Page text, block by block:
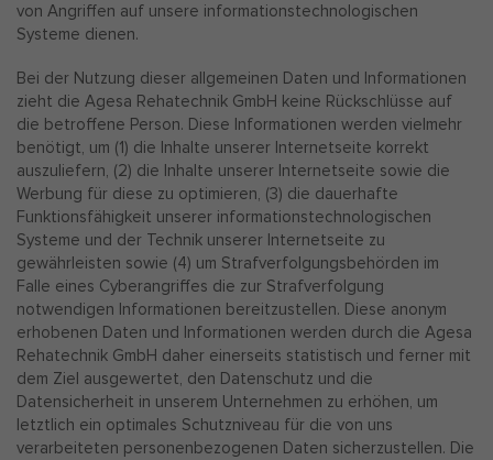
von Angriffen auf unsere informationstechnologischen
Systeme dienen.
Bei der Nutzung dieser allgemeinen Daten und Informationen
zieht die Agesa Rehatechnik GmbH keine Rückschlüsse auf
die betroffene Person. Diese Informationen werden vielmehr
benötigt, um (1) die Inhalte unserer Internetseite korrekt
auszuliefern, (2) die Inhalte unserer Internetseite sowie die
Werbung für diese zu optimieren, (3) die dauerhafte
Funktionsfähigkeit unserer informationstechnologischen
Systeme und der Technik unserer Internetseite zu
gewährleisten sowie (4) um Strafverfolgungsbehörden im
Falle eines Cyberangriffes die zur Strafverfolgung
notwendigen Informationen bereitzustellen. Diese anonym
erhobenen Daten und Informationen werden durch die Agesa
Rehatechnik GmbH daher einerseits statistisch und ferner mit
dem Ziel ausgewertet, den Datenschutz und die
Datensicherheit in unserem Unternehmen zu erhöhen, um
letztlich ein optimales Schutzniveau für die von uns
verarbeiteten personenbezogenen Daten sicherzustellen. Die